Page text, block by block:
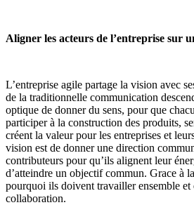
Aligner les acteurs de l’entreprise sur
L’entreprise agile partage la vision avec
de la traditionnelle communication
optique de donner du sens, pour que
participer à la construction des produits,
créent la valeur pour les entreprises et
vision est de donner une direction
contributeurs pour qu’ils alignent leur
d’atteindre un objectif commun. Grace à
pourquoi ils doivent travailler ensemble
collaboration.